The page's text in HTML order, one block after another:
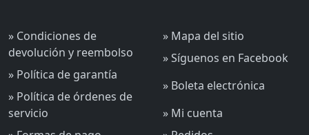
» Condiciones de
devolución y reembolso
» Política de garantía
» Política de órdenes de
servicio
» Mapa del sitio
» Síguenos en Facebook
» Boleta electrónica
» Mi cuenta